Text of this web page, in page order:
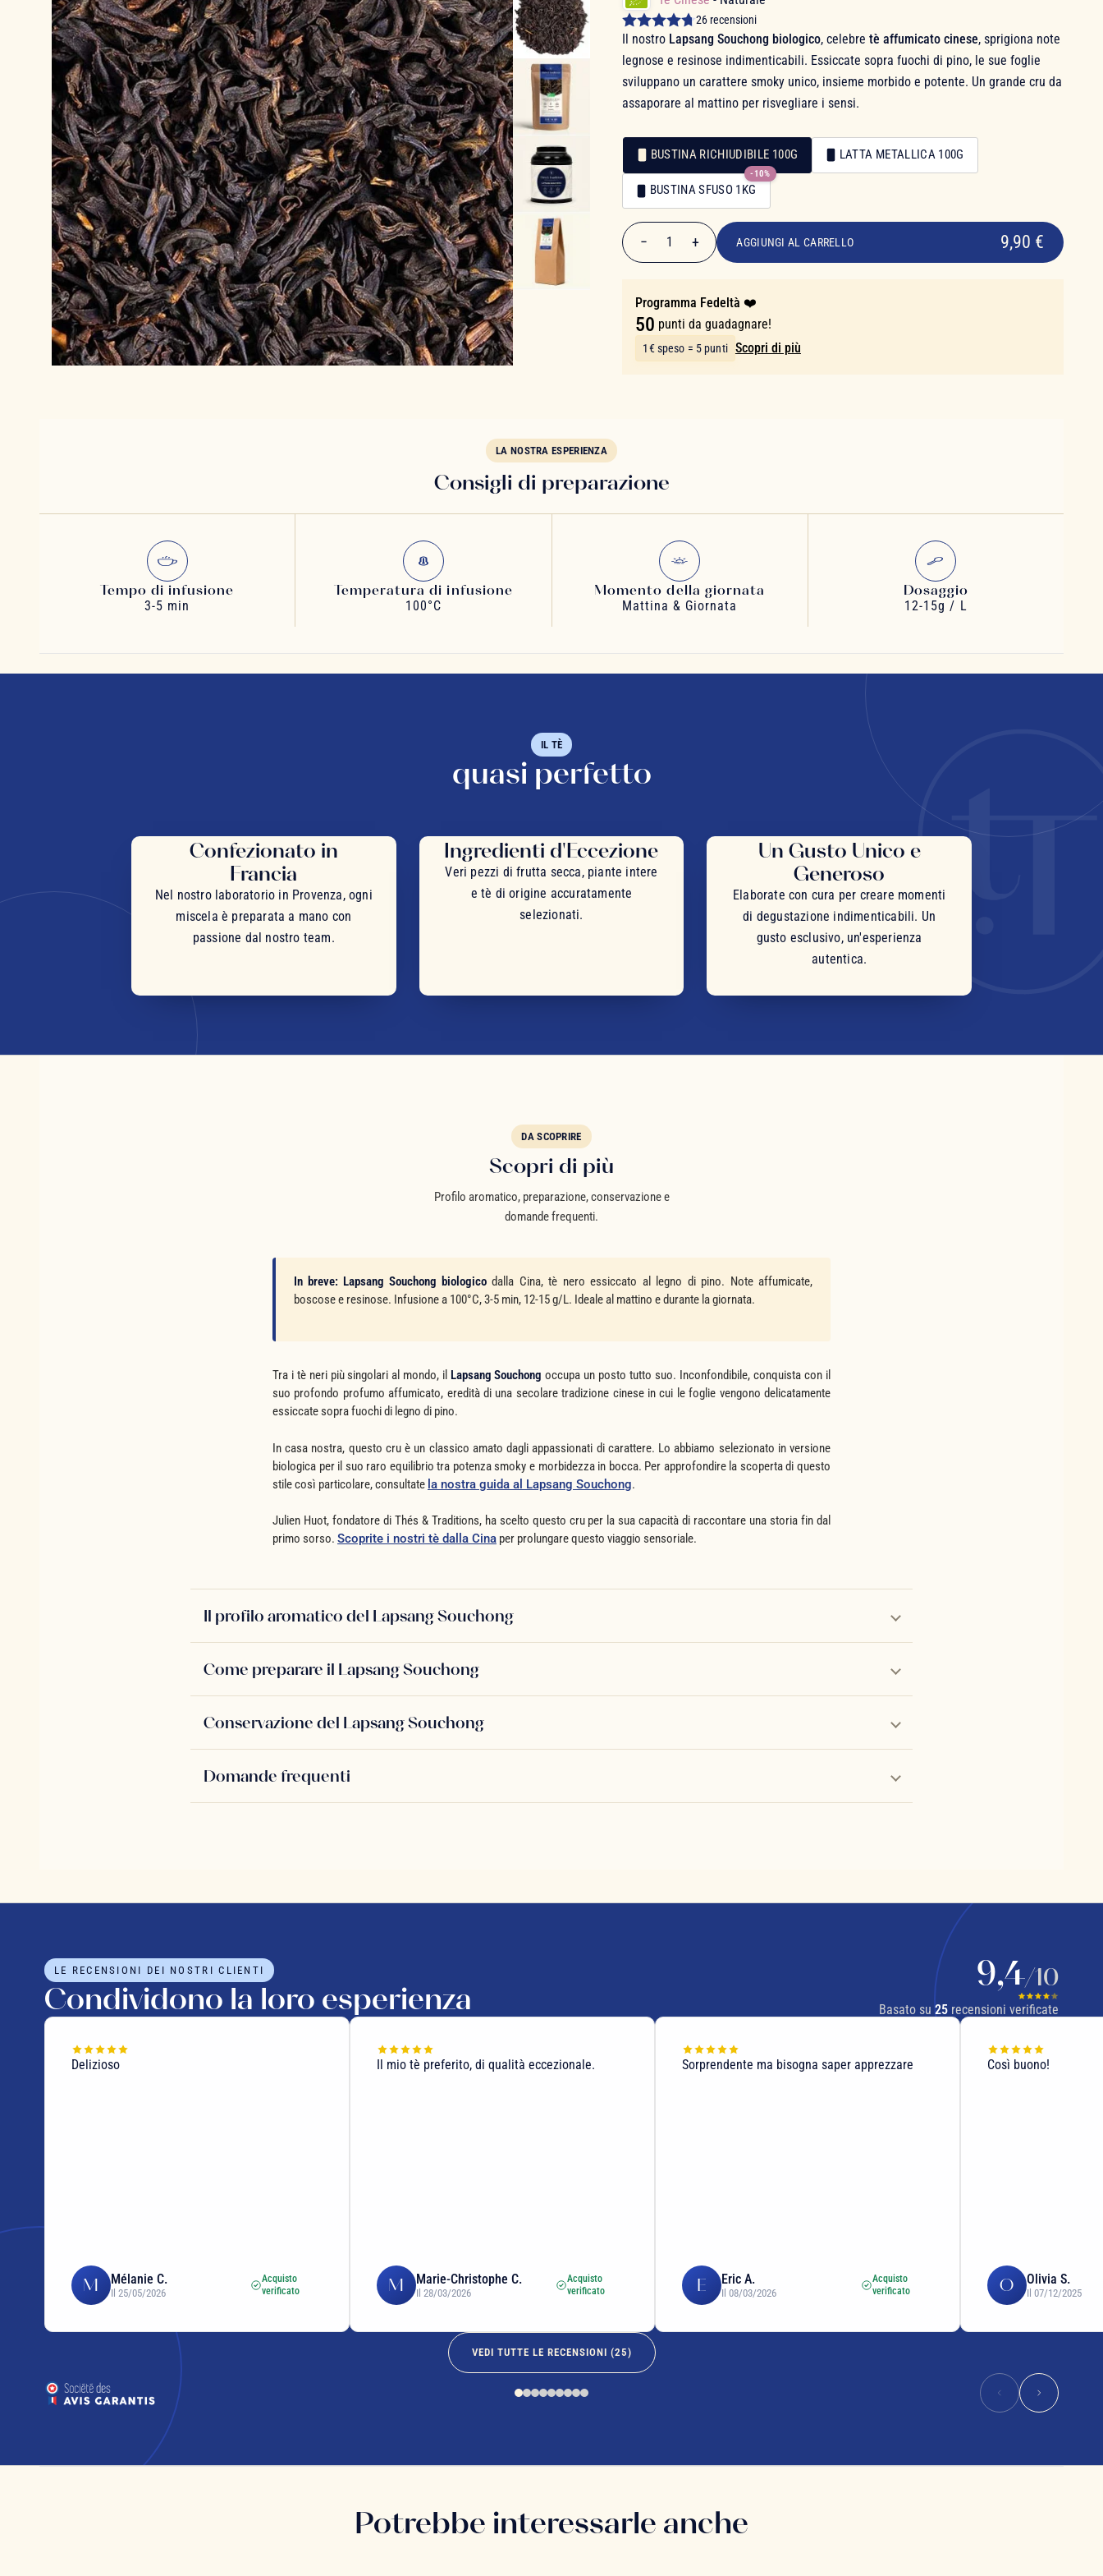
26 recensioni
Il nostro Lapsang Souchong biologico, celebretè affumicato cinese, sprigiona note
legnose e resinose indimenticabili. Essiccate sopra fuochi di pino, le sue foglie
sviluppano un carattere smoky unico, insieme morbido e potente. Un grande cru da
assaporare al mattino per risvegliare i sensi.
Confezionamento
Confezionamento
BUSTINA RICHIUDIBILE 100G LATTA METALLICA 100G
BUSTINA SFUSO 1KG
-10%
9,90 €
− 1 +
Quantità
AGGIUNGI AL CARRELLO 9,90 €
Programma Fedeltà ❤️
50 punti da guadagnare!
1€ speso = 5 punti Scopri di più
LA NOSTRA ESPERIENZA
Consigli di preparazione
Tempo di infusione
3-5 min
Temperatura di infusione
100°C
Momento della giornata
Mattina & Giornata
Dosaggio
12-15g / L
IL TÈ
quasi perfetto
Confezionato in
Francia
Nel nostro laboratorio in Provenza, ogni
miscela è preparata a mano con
passione dal nostro team.
Ingredienti d'Eccezione
Veri pezzi di frutta secca, piante intere
e tè di origine accuratamente
selezionati.
Un Gusto Unico e
Generoso
Elaborate con cura per creare momenti
di degustazione indimenticabili. Un
gusto esclusivo, un'esperienza
autentica.
DA SCOPRIRE
Scopri di più
Profilo aromatico, preparazione, conservazione e
domande frequenti.
In breve: Lapsang Souchong biologico dalla Cina, tè nero essiccato al legno di pino. Note affumicate,
boscose e resinose. Infusione a 100°C, 3-5 min, 12-15 g/L. Ideale al mattino e durante la giornata.
Tra i tè neri più singolari al mondo, il Lapsang Souchong occupa un posto tutto suo. Inconfondibile, conquista con il
suo profondo profumo affumicato, eredità di una secolare tradizione cinese in cui le foglie vengono delicatamente
essiccate sopra fuochi di legno di pino.
In casa nostra, questo cru è un classico amato dagli appassionati di carattere. Lo abbiamo selezionato in versione
biologica per il suo raro equilibrio tra potenza smoky e morbidezza in bocca. Per approfondire la scoperta di questo
stile così particolare, consultate la nostra guida al Lapsang Souchong.
Julien Huot, fondatore di Thés & Traditions, ha scelto questo cru per la sua capacità di raccontare una storia fin dal
primo sorso. Scoprite i nostri tè dalla Cina per prolungare questo viaggio sensoriale.
Il profilo aromatico del Lapsang Souchong
Come preparare il Lapsang Souchong
Conservazione del Lapsang Souchong
Domande frequenti
LE RECENSIONI DEI NOSTRI CLIENTI
Condividono la loro esperienza
9,4/10
Basato su25 recensioni verificate
Delizioso
M Mélanie C.
Il 25/05/2026
Acquisto
verificato
Il mio tè preferito, di qualità eccezionale.
M Marie-Christophe C.
Il 28/03/2026
Acquisto
verificato
Sorprendente ma bisogna saper apprezzare
E Eric A.
Il 08/03/2026
Acquisto
verificato
Così buono!
O Olivia S.
Il 07/12/2025
VEDI TUTTE LE RECENSIONI (25)
Potrebbe interessarle anche